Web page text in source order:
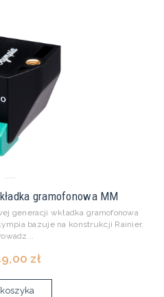
gramofonowa MM
generacji wkładka gramofonowa
bazuje na konstrukcji Rainier,
zł